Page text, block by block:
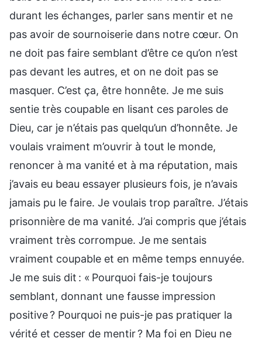
durant les échanges, parler sans mentir et ne
pas avoir de sournoiserie dans notre cœur. On
ne doit pas faire semblant d’être ce qu’on n’est
pas devant les autres, et on ne doit pas se
masquer. C’est ça, être honnête. Je me suis
sentie très coupable en lisant ces paroles de
Dieu, car je n’étais pas quelqu’un d’honnête. Je
voulais vraiment m’ouvrir à tout le monde,
renoncer à ma vanité et à ma réputation, mais
j’avais eu beau essayer plusieurs fois, je n’avais
jamais pu le faire. Je voulais trop paraître. J’étais
prisonnière de ma vanité. J’ai compris que j’étais
vraiment très corrompue. Je me sentais
vraiment coupable et en même temps ennuyée.
Je me suis dit : « Pourquoi fais-je toujours
semblant, donnant une fausse impression
positive ? Pourquoi ne puis-je pas pratiquer la
vérité et cesser de mentir ? Ma foi en Dieu ne